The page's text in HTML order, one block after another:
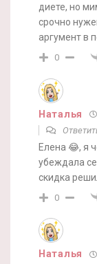
диете, но
срочно
аргумент в
0
Наталья
Елена 😂, я
убеждала
скидка
0
Наталья